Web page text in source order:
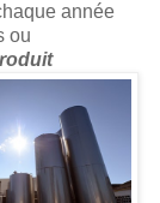
année
ou